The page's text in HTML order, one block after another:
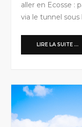
aller en Ecosse :
via le tunnel sous
LIRE LA SUITE ...